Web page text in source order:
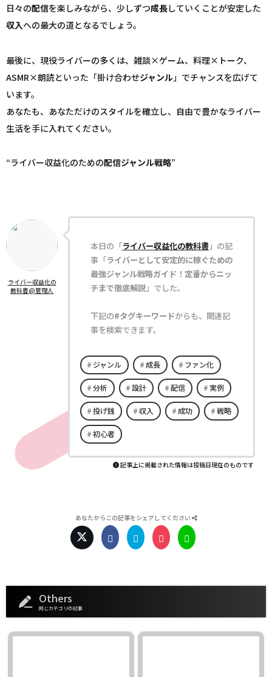
日々の配信を楽しみながら、少しずつ成長していくことが安定した
収入への最大の道となるでしょう。
最後に、現役ライバーの多くは、雑談×ゲーム、料理×トーク、
ASMR×朗読といった「掛け合わせジャンル」でチャンスを広げて
います。
あなたも、あなただけのスタイルを確立し、自由で豊かなライバー
生活を手に入れてください。
“ライバー収益化のための配信ジャンル戦略”
ライバー収益化の
教科書@管理人
本日の「ライバー収益化の教科書」の記
事「ライバーとして安定的に稼ぐための
最強ジャンル戦略ガイド！定番からニッ
チまで徹底解説」でした。
下記の#タグキーワードからも、関連記
事を検索できます。
ジャンル 成長 ファン化
分析 設計 配信 実例
投げ銭 収入 成功 戦略
初心者
記事上に掲載された情報は投稿日現在のものです
あなたからこの記事をシェアしてください
Others
同じカテゴリの記事